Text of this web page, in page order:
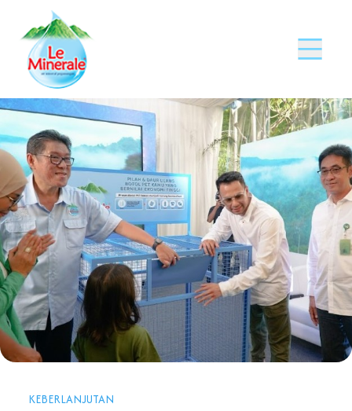
KEBERLANJUTAN